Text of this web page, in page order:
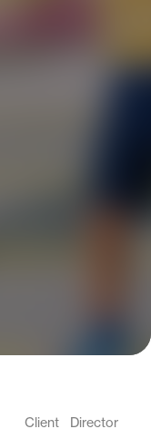
Client Director